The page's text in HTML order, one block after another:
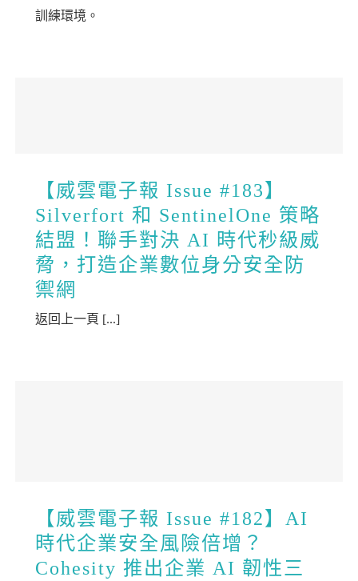
訓練環境。
【威雲電子報 Issue #183】
Silverfort 和 SentinelOne 策略
結盟！聯手對決 AI 時代秒級威
脅，打造企業數位身分安全防
禦網
返回上一頁 [...]
【威雲電子報 Issue #182】AI
時代企業安全風險倍增？
Cohesity 推出企業 AI 韌性三